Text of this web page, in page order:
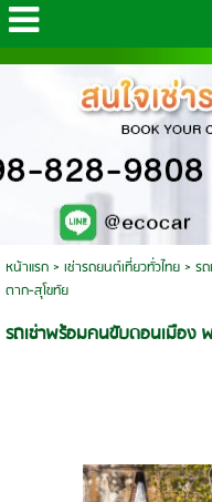
หน้าแรก> เช่ารถยนต์เที่ยวทั่วไทย> ร
ตาก-สุโขทัย
รถเช่าพร้อมคนขับดอนเมือง